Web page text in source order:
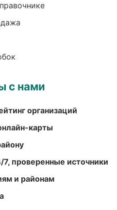
с нами
организаций
карты
проверенные источники
и районам